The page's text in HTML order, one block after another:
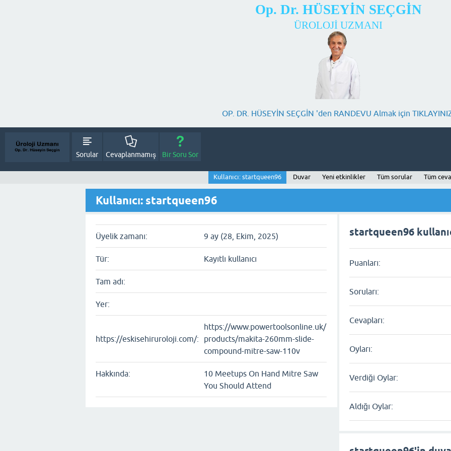
Op. Dr. HÜSEYİN SEÇGİN
ÜROLOJİ UZMANI
OP. DR. HÜSEYİN SEÇGİN 'den RANDEVU Almak için
Sorular Cevaplanmamış Bir Soru Sor
Kullanıcı: startqueen96 Duvar Yeni etkinlikler Tüm sorular Tüm
Kullanıcı: startqueen96
Üyelik zamanı: 9 ay (28, Ekim, 2025)
Tür: Kayıtlı kullanıcı
Tam adı:
Yer:
https://eskisehiruroloji.com/:
https://www.powertoolsonline.uk/
products/makita-260mm-slide-
compound-mitre-saw-110v
Hakkında:
10 Meetups On Hand Mitre Saw
You Should Attend
startqueen96
Puanları:
Soruları:
Cevapları:
Oyları:
Verdiği Oylar:
Aldığı Oylar: